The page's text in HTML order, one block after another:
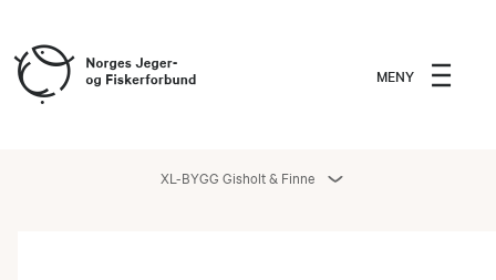
MENY
XL-BYGG Gisholt & Finne